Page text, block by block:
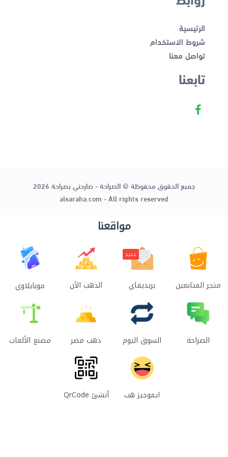
الرئيسية
شروط الاستخدام
تواصل معنا
تابعنا
جميع الحقوق محفوظة © الصراحة - صارحني بصراحة 2026
alsaraha.com - All rights reserved